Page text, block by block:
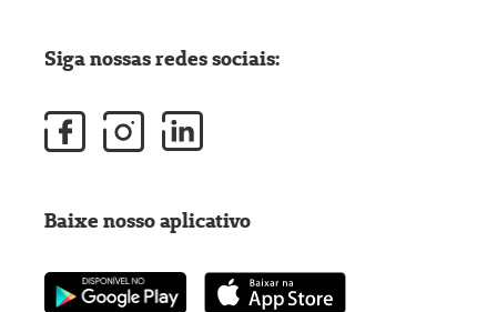
Siga nossas redes sociais:
Baixe nosso aplicativo